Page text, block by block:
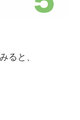
ると、